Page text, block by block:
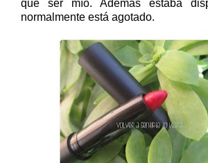
que ser mío. Además estaba
normalmente está agotado.